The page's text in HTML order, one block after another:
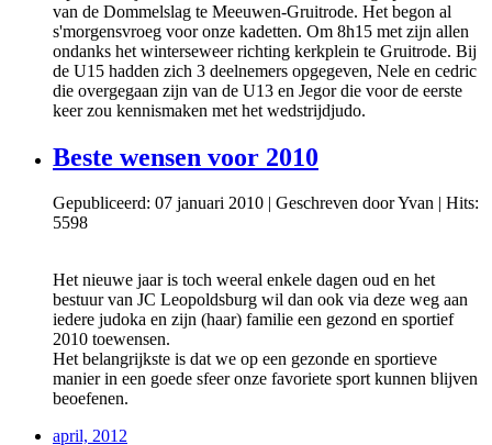
van de Dommelslag te Meeuwen-Gruitrode. Het begon al
s'morgensvroeg voor onze kadetten. Om 8h15 met zijn allen
ondanks het winterseweer richting kerkplein te Gruitrode. Bij
de U15 hadden zich 3 deelnemers opgegeven, Nele en cedric
die overgegaan zijn van de U13 en Jegor die voor de eerste
keer zou kennismaken met het wedstrijdjudo.
Beste wensen voor 2010
Gepubliceerd: 07 januari 2010 | Geschreven door Yvan | Hits:
5598
Het nieuwe jaar is toch weeral enkele dagen oud en het
bestuur van JC Leopoldsburg wil dan ook via deze weg aan
iedere judoka en zijn (haar) familie een gezond en sportief
2010 toewensen.
Het belangrijkste is dat we op een gezonde en sportieve
manier in een goede sfeer onze favoriete sport kunnen blijven
beoefenen.
april, 2012